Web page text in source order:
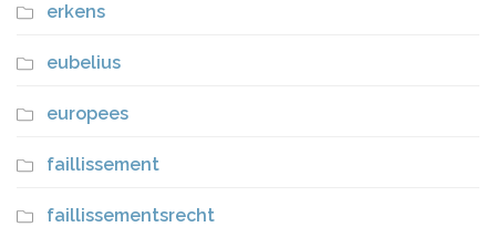
erkens
eubelius
europees
faillissement
faillissementsrecht